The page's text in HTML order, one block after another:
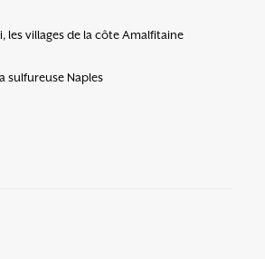
les villages de la côte Amalfitaine
sulfureuse Naples